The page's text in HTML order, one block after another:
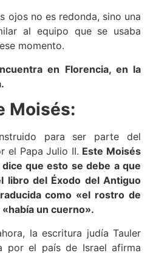
ojos no es redonda, sino una
al equipo que se usaba
momento.
en Florencia, en la
Moisés:
para ser parte del
el Papa Julio II. Este Moisés
que esto se debe a que
libro del Éxodo del Antiguo
como «el rostro de
un cuerno».
la escritura judía Tauler
por el país de Israel afirma